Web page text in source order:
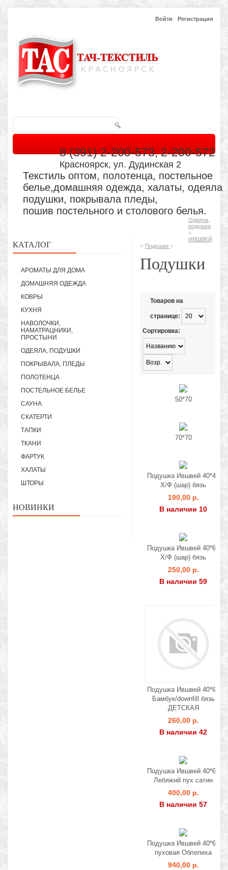
Войти Регистрация
8 (391) 2-200-573, 2-200-572
Красноярск, ул. Дудинская 2
Текстиль оптом, полотенца, постельное
белье,домашняя одежда, халаты, одеяла
подушки, покрывала пледы,
пошив постельного и столового белья.
КАТАЛОГ
АРОМАТЫ ДЛЯ ДОМА
ДОМАШНЯЯ ОДЕЖДА
КОВРЫ
КУХНЯ
НАВОЛОЧКИ,
НАМАТРАЦНИКИ,
ПРОСТЫНИ
ОДЕЯЛА, ПОДУШКИ
ПОКРЫВАЛА, ПЛЕДЫ
ПОЛОТЕНЦА
ПОСТЕЛЬНОЕ БЕЛЬЕ
САУНА
СКАТЕРТИ
ТАПКИ
ТКАНИ
ФАРТУК
ХАЛАТЫ
ШТОРЫ
НОВИНКИ
Одеяла,
подушки
»
ИВШВЕЙ
» Подушки »
Подушки
Товаров на
странице:
Сортировка:
50*70
70*70
Подушка Ившвей 40*40
Х/Ф (шар) бязь
190,00 р.
В наличии 10
Подушка Ившвей 40*60
Х/Ф (шар) бязь
250,00 р.
В наличии 59
Подушка Ившвей 40*60
Бамбук/downfill бязь
ДЕТСКАЯ
260,00 р.
В наличии 42
Подушка Ившвей 40*60
Лебяжий пух сатин
400,00 р.
В наличии 57
Подушка Ившвей 40*60
пуховая Облепиха
940,00 р.